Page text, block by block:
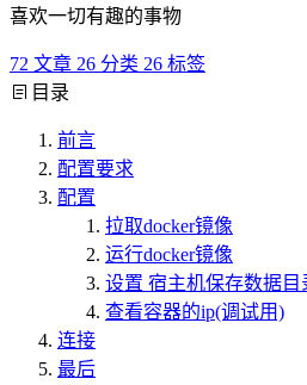
喜欢一切有趣的事物
72 文章 26 分类 26 标签
目录
前言
配置要求
配置
拉取docker镜像
运行docker镜像
设置 宿主机保存数据目
查看容器的ip(调试用)
连接
最后